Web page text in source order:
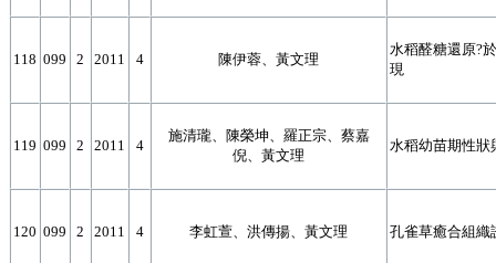
118 099 2 2011 4 陳伊蓉、黃文理
水稻醛糖還原?
現
119 099 2 2011 4
施清瓏、陳榮坤、羅正宗、蔡嘉
倪、黃文理
水稻幼苗期性狀
120 099 2 2011 4 李虹萱、洪傳揚、黃文理 孔雀草癒合組織